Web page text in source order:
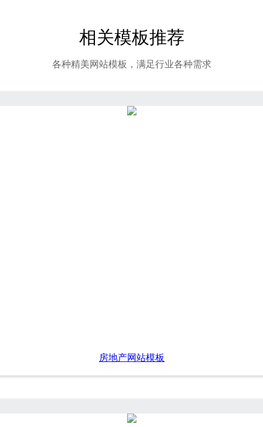
相关模板推荐
各种精美网站模板，满足行业各种需求
房地产网站模板